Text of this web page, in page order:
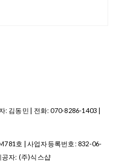
김동민 | 전화: 070-8286-1403 |
호 | 사업자등록번호: 832-06-
공자: (주)식스샵